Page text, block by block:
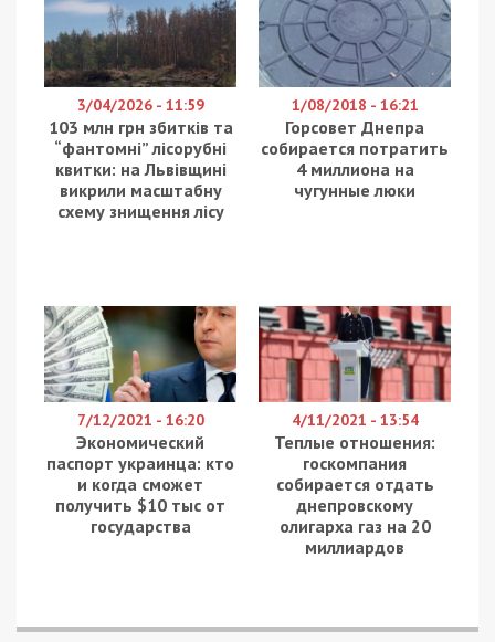
3/04/2026 - 11:59
103 млн грн збитків та
“фантомні” лісорубні
квитки: на Львівщині
викрили масштабну
схему знищення лісу
1/08/2018 - 16:21
Горсовет Днепра
собирается потратить
4 миллиона на
чугунные люки
7/12/2021 - 16:20
Экономический
паспорт украинца: кто
и когда сможет
получить $10 тыс от
государства
4/11/2021 - 13:54
Теплые отношения:
госкомпания
собирается отдать
днепровскому
олигарха газ на 20
миллиардов